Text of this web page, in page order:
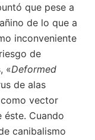
que pese a
de lo que a
inconveniente
de
«Deformed
de alas
vector
Cuando
canibalismo